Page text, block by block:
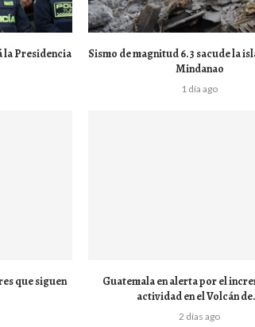
la Presidencia
Sismo de magnitud 6.3 sacude la
Mindanao
1 día ago
que siguen
Guatemala en alerta por el
actividad en el Volcán
2 días ago